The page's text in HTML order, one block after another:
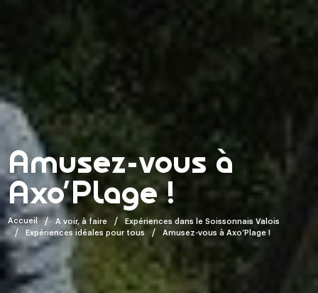
Amusez-vous à
Axo’Plage !
Accueil A voir, à faire
Expériences dans le Soissonnais Valois
Expériences idéales pour tous
Amusez-vous à Axo’Plage !